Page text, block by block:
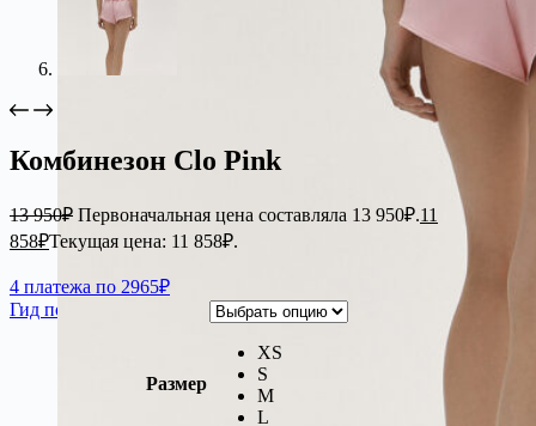
Комбинезон Clo Pink
13 950₽ Первоначальная цена составляла 13 950₽.11
858₽Текущая цена: 11 858₽.
4 платежа по 2965₽
Гид по размерам
Размер
XS
S
M
L